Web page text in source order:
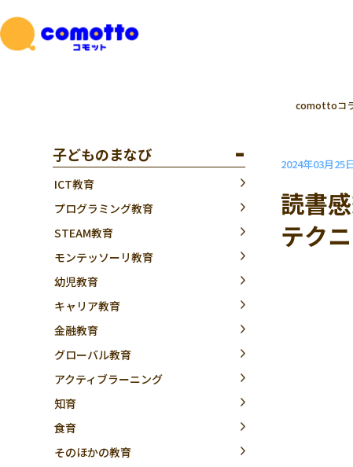
子どものまなび
ICT教育
プログラミング教育
STEAM教育
モンテッソーリ教育
幼児教育
キャリア教育
金融教育
グローバル教育
アクティブラーニング
知育
食育
そのほかの教育
comottoコ
2024年03月25
読書
テク